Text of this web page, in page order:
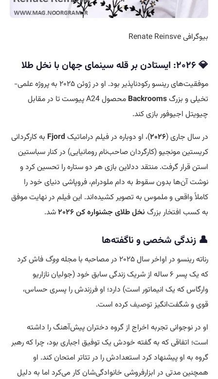
بیوگرافی Renate Reinsve
💎 ۲۰۲۶: ایستادن بر قله سینمای جهان با نخل طلا
موفقیت‌های رینسو رکودناپذیر بود. او در ژوئن ۲۰۲۵ به پروژه علمی-
تخیلی و بزرگBackrooms
محصول A24 پیوست تا در مقابل
چیویتل اجیوفور بازی کند.
در سال جاری (۲۰۲۶)، او دوباره در فیلم دراماتیک Fjord به کارگردانی
کریستین مونجیو (کارگردان صاحب‌نام رومانیایی) در کنار سباستین
استن قرار گرفت. منتقد ددلاین بازی هر دو ستاره را تحسین کرد و
نوشت آن‌ها بدون سقوط به دام ملودرام، فروپاشی دنیای خود را
کاملاً واقعی و ملموس به تصویر کشیده‌اند. این فیلم در نهایت موفق
به کسب افتخار بزرگ نخل طلای جشنواره کن ۲۰۲۶ شد.
👤 زندگی شخصی و ناگفته‌ها
رناته رینسو در اواخر سال ۲۰۲۵ در مصاحبه با مجله ووگ فاش کرد
که یک پسر ۶ ساله از شریک زندگی سابق خود (جولیان نازاریو
وارگاس که یک انیماتور است) دارد؛ او فرزندش را پسری حساس،
قوی و شگفت‌انگیز توصیفکرده است.
او در نوجوانی تجربه اخراج از گروه دختران پیش‌آهنگ را داشته
است؛ اتفاقی که به گفته خودش یک توفیق اجباری بود، چرا که رهبر
گروه به او پیشنهاد کرد استعدادش را در تئاتر امتحان کند. او
همچنین مدتی در ابزارفروشی خانوادگی‌شان کار می‌کرد اما به دلیل